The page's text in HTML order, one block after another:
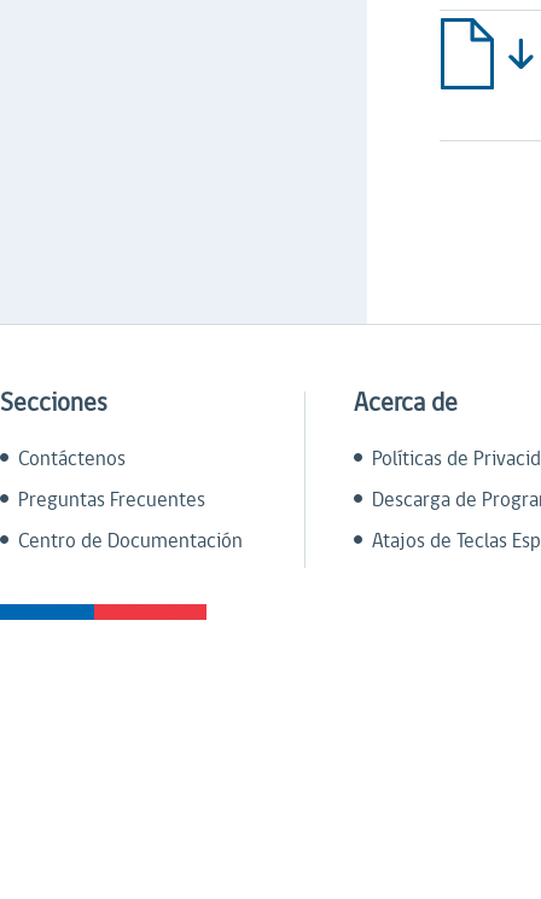
Secciones
Contáctenos
Preguntas Frecuentes
Centro de Documentación
Acerca de
Políticas de
Descarga de
Atajos de Teclas